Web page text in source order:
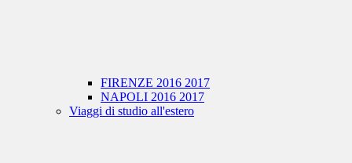
FIRENZE 2016 2017
NAPOLI 2016 2017
Viaggi di studio all'estero